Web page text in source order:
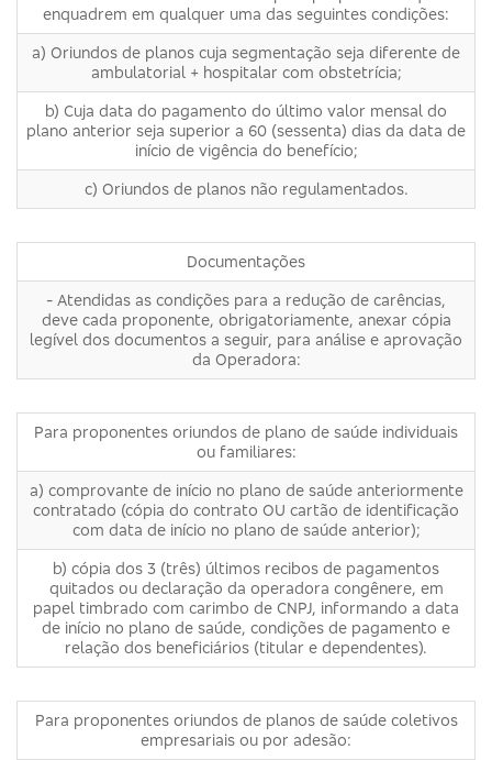
enquadrem em qualquer uma das seguintes condições:
a) Oriundos de planos cuja segmentação seja diferente de
ambulatorial + hospitalar com obstetrícia;
b) Cuja data do pagamento do último valor mensal do
plano anterior seja superior a 60 (sessenta) dias da data de
início de vigência do benefício;
c) Oriundos de planos não regulamentados.
Documentações
- Atendidas as condições para a redução de carências,
deve cada proponente, obrigatoriamente, anexar cópia
legível dos documentos a seguir, para análise e aprovação
da Operadora:
Para proponentes oriundos de plano de saúde individuais
ou familiares:
a) comprovante de início no plano de saúde anteriormente
contratado (cópia do contrato OU cartão de identificação
com data de início no plano de saúde anterior);
b) cópia dos 3 (três) últimos recibos de pagamentos
quitados ou declaração da operadora congênere, em
papel timbrado com carimbo de CNPJ, informando a data
de início no plano de saúde, condições de pagamento e
relação dos beneficiários (titular e dependentes).
Para proponentes oriundos de planos de saúde coletivos
empresariais ou por adesão: